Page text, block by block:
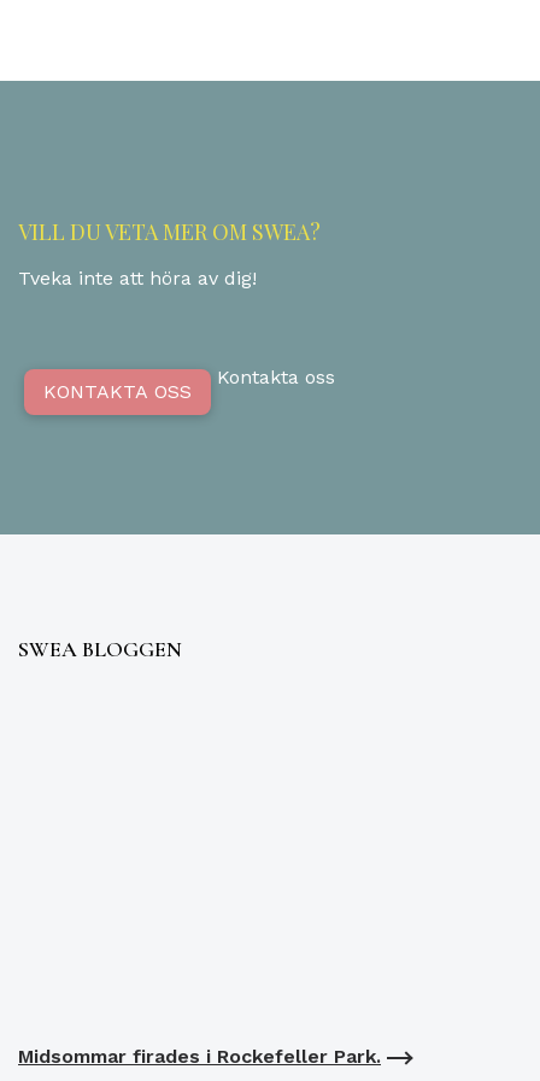
VILL DU VETA MER OM SWEA?
Tveka inte att höra av dig!
KONTAKTA OSS
Kontakta oss
SWEA BLOGGEN
Midsommar firades i Rockefeller Park.